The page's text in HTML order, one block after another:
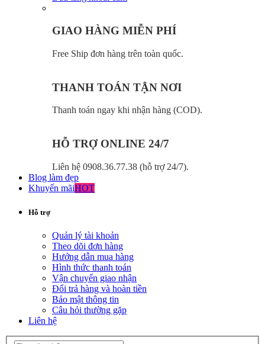
GIAO HÀNG MIỄN PHÍ
Free Ship đơn hàng trên toàn quốc.
THANH TOÁN TẬN NƠI
Thanh toán ngay khi nhận hàng (COD).
HỖ TRỢ ONLINE 24/7
Liên hệ 0908.36.77.38 (hỗ trợ 24/7).
Blog làm đẹp
Khuyến mãiHOT
Hỗ trợ
Quản lý tài khoản
Theo dõi đơn hàng
Hướng dẫn mua hàng
Hình thức thanh toán
Vận chuyển giao nhận
Đổi trả hàng và hoàn tiền
Bảo mật thông tin
Câu hỏi thường gặp
Liên hệ